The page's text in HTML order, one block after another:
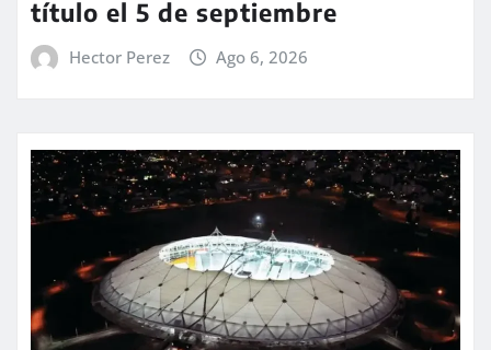
título el 5 de septiembre
Hector Perez Ago 6, 2026